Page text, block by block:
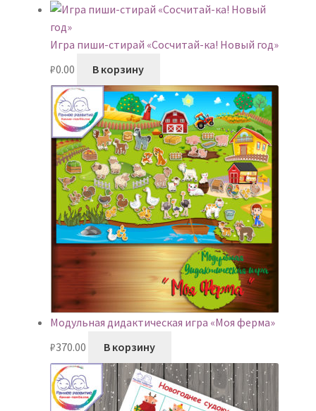
Игра пиши-стирай «Сосчитай-ка! Новый год»
₽0.00 В корзину
Модульная дидактическая игра «Моя ферма»
₽370.00 В корзину